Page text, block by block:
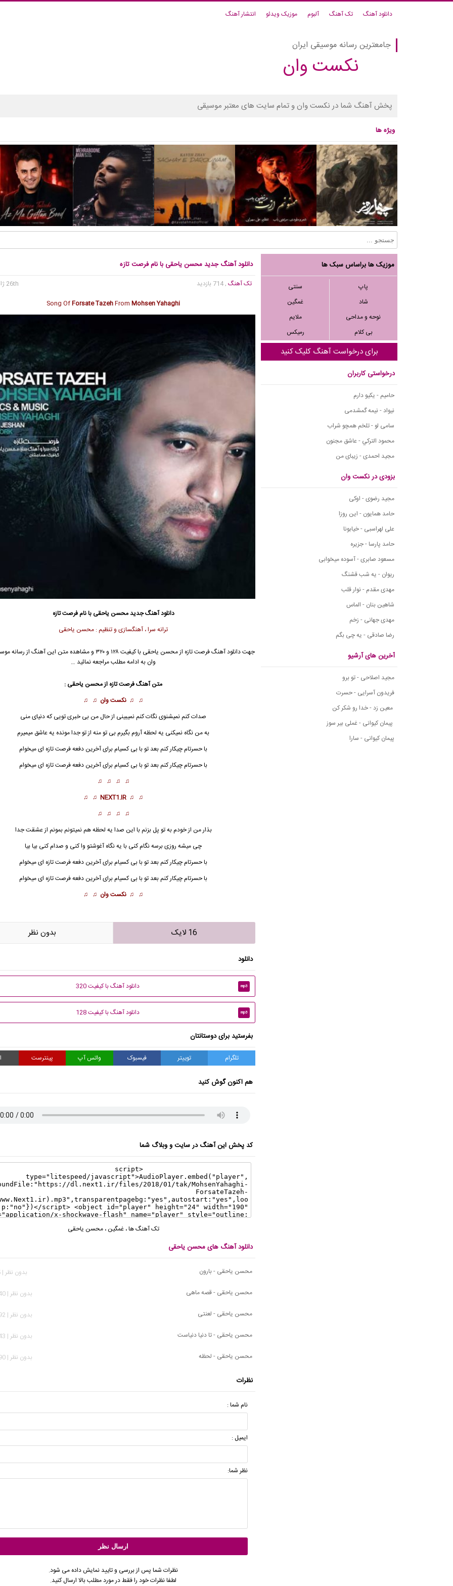
دانلود آهنگ تک آهنگ آلبوم موزیک ویدئو انتشار آهنگ
جامعترین رسانه موسیقی ایران
نکست وان
پخش آهنگ شما در نکست وان و تمام سایت های معتبر موسیقی
ویژه ها
موزیک ها براساس سبک ها
پاپ
سنتی
شاد
غمگین
نوحه و مداحی
ملایم
بی کلام
رمیکس
برای درخواست آهنگ کلیک کنید
درخواستی کاربران
حامیم - یکیو دارم
نیواد - نیمه گمشدمی
سامی لو - تلخم همچو شراب
محمود التركي - عاشق مجنون
مجید احمدی - زیبای من
بزودی در نکست وان
مجید رضوی - اوکی
حامد همایون - این روزا
علی لهراسبی - خیابونا
حامد پارسا - جزیره
مسعود صابری - آسوده میخوابی
ریوان - یه شب قشنگ
مهدی مقدم - نوار قلب
شاهین بنان - الماس
مهدی جهانی - زخم
رضا صادقی - یه چی بگم
آخرین های آرشیو
مجید اصلاحی - تو برو
فریدون آسرایی - حسرت
معین زد - خدا رو شکر کن
پیمان کیوانی - غملی بیر سوز
پیمان کیوانی - سارا
دانلود آهنگ جدید محسن یاحقی با نام فرصت تازه
تک آهنگ, 714 بازدید
26th ژانویه 2018
Song OfForsate TazehFromMohsen Yahaghi
دانلود آهنگ جدیدمحسن یاحقی با نام فرصت تازه
ترانه سرا ، آهنگسازی و تنظیم : محسن یاحقی
جهت دانلود آهنگ فرصت تازه ازمحسن یاحقی
با کیفیت ۱۲۸ و ۳۲۰ و مشاهده متن این آهنگ از
وان به ادامه مطلب مراجعه نمائید …
متن آهنگ فرصت تازه ازمحسن یاحقی :
♫ ♫ نکست وان ♫ ♫
صدات کنم نمیشنوی نگات کنم نمیبینی از حال من بی خبری تویی که دنیای منی
به من نگاه نمیکنی یه لحظه آروم بگیرم بی تو منه از تو جدا مونده یه عاشق میمیرم
با حسرتام چیکار کنم بعد تو با بی کسیام برای آخرین دفعهفرصت تازه ای میخوام
با حسرتام چیکار کنم بعد تو با بی کسیام برای آخرین دفعه فرصت تازه ای میخوام
♫ ♫ ♫ ♫
♫ ♫
NEXT1.IR
♫ ♫
♫ ♫ ♫ ♫
بذار من از خودم به تو پل بزنم با این صدا یه لحظه هم نمیتونم بمونم از عشقت جدا
چی میشه روزی برسه نگام کنی با یه نگاه آغوشتو وا کنی و صدام کنی بیا بیا
با حسرتام چیکار کنم بعد تو با بی کسیام برای آخرین دفعهفرصتتازه ای میخوام
با حسرتام چیکار کنم بعد تو با بی کسیام برای آخرین دفعه فرصت تازه ای میخوام
♫ ♫ نکست وان ♫ ♫
16 لایک بدون نظر
دانلود
mp3 دانلود آهنگ با کیفیت 320
mp3 دانلود آهنگ با کیفیت 128
بفرستید برای دوستانتان
تلگرام توییتر فیسبوک واتس آپ پینترست
هم اکنون گوش کنید
کد پخش این آهنگ در سایت و وبلاگ شما
تک آهنگ ها،غمگین ،محسن یاحقی
دانلود آهنگ های محسن یاحقی
محسن یاحقی - بارون
بدون نظر | 865 بازدید
محسن یاحقی - قصه ماهی
بدون نظر | 1,340 بازدید
محسن یاحقی - لعنتی
بدون نظر | 1,692 بازدید
محسن یاحقی - تا دنیا دنیاست
بدون نظر | 1,643 بازدید
محسن یاحقی - لحظه
بدون نظر | 1,490 بازدید
نظرات
نام شما :
ایمیل :
نظر شما:
نظرات شما پس از بررسی و تایید نمایش داده می شود.
لطفا نظرات خود را فقط در مورد مطلب بالا ارسال کنید.